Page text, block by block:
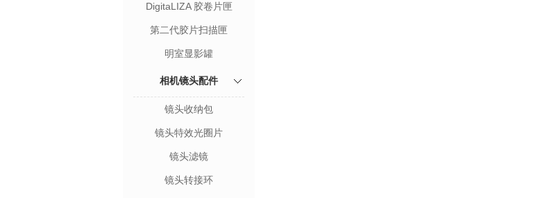
DigitaLIZA 胶卷片匣
第二代胶片扫描匣
明室显影罐
相机镜头配件
镜头收纳包
镜头特效光圈片
镜头滤镜
镜头转接环